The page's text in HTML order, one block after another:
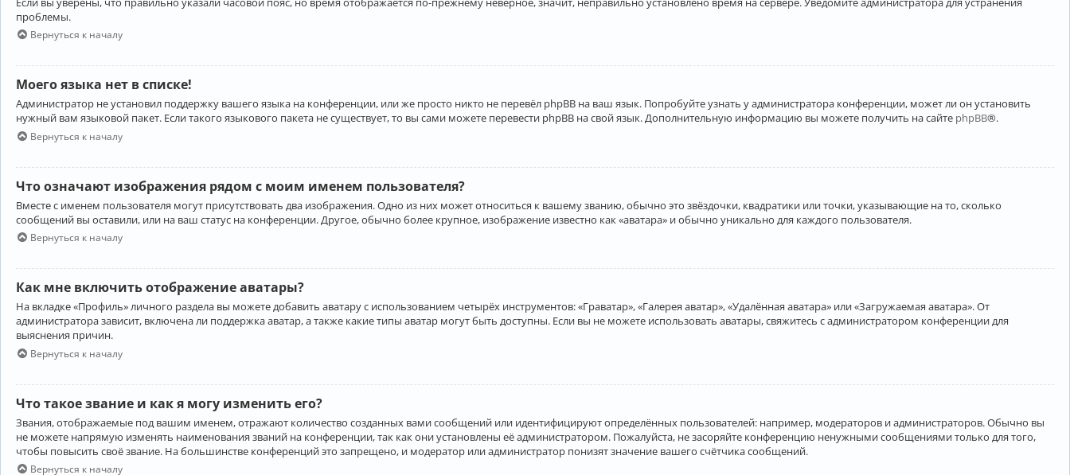
проблемы.
Вернуться к началу
Моего языка нет в списке!
Администратор не установил поддержку вашего языка на конференции, или же просто никто не перевёл phpBB на ваш язык. Попробуйте узнать у администратора конференции, может ли он установить
нужный вам языковой пакет. Если такого языкового пакета не существует, то вы сами можете перевести phpBB на свой язык. Дополнительную информацию вы можете получить на сайте phpBB®.
Вернуться к началу
Что означают изображения рядом с моим именем пользователя?
Вместе с именем пользователя могут присутствовать два изображения. Одно из них может относиться к вашему званию, обычно это звёздочки, квадратики или точки, указывающие на то, сколько
сообщений вы оставили, или на ваш статус на конференции. Другое, обычно более крупное, изображение известно как «аватара» и обычно уникально для каждого пользователя.
Вернуться к началу
Как мне включить отображение аватары?
На вкладке «Профиль» личного раздела вы можете добавить аватару с использованием четырёх инструментов: «Граватар», «Галерея аватар», «Удалённая аватара» или «Загружаемая аватара». От
администратора зависит, включена ли поддержка аватар, а также какие типы аватар могут быть доступны. Если вы не можете использовать аватары, свяжитесь с администратором конференции для
выяснения причин.
Вернуться к началу
Что такое звание и как я могу изменить его?
Звания, отображаемые под вашим именем, отражают количество созданных вами сообщений или идентифицируют определённых пользователей: например, модераторов и администраторов. Обычно вы
не можете напрямую изменять наименования званий на конференции, так как они установлены её администратором. Пожалуйста, не засоряйте конференцию ненужными сообщениями только для того,
чтобы повысить своё звание. На большинстве конференций это запрещено, и модератор или администратор понизят значение вашего счётчика сообщений.
Вернуться к началу